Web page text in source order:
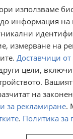
използваме
информация
измерване на
Доставчици от
цели,
на
за рекламиране.
. Политика за